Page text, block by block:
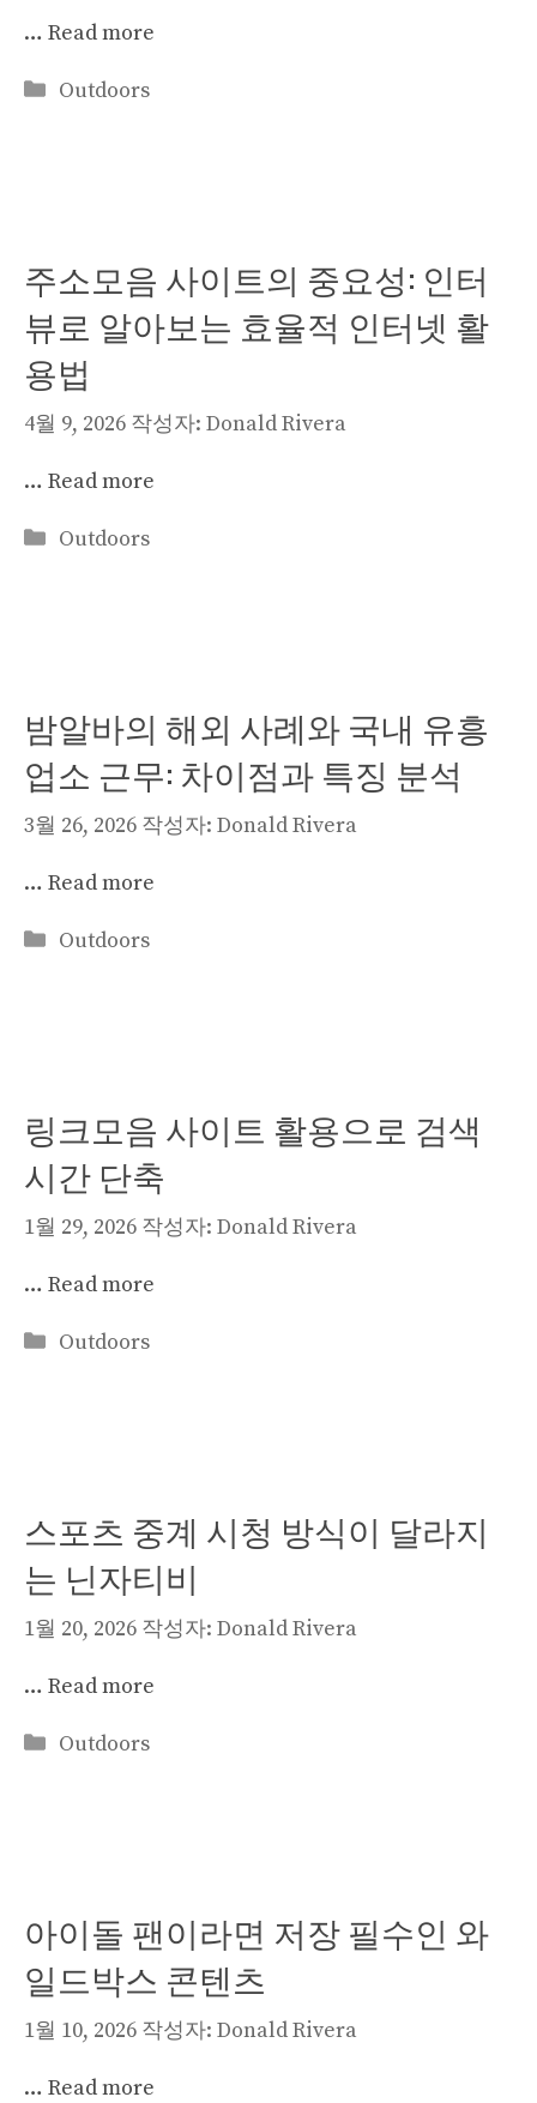
… Read more
카
Outdoors
주소모음 사이트의 중요성: 인터
뷰로 알아보는 효율적 인터넷 활
용법
4월 9, 2026 작성자: Donald Rivera
… Read more
카
Outdoors
밤알바의 해외 사례와 국내 유흥
업소 근무: 차이점과 특징 분석
3월 26, 2026 작성자: Donald Rivera
… Read more
카
Outdoors
링크모음 사이트 활용으로 검색
시간 단축
1월 29, 2026 작성자: Donald Rivera
… Read more
카
Outdoors
스포츠 중계 시청 방식이 달라지
는 닌자티비
1월 20, 2026 작성자: Donald Rivera
… Read more
카
Outdoors
아이돌 팬이라면 저장 필수인 와
일드박스 콘텐츠
1월 10, 2026 작성자: Donald Rivera
… Read more